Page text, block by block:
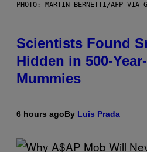
PHOTO: MARTIN BERNETTI/AFP VIA
Scientists Found
Hidden in 500-
Mummies
6 hours agoBy Luis Prada